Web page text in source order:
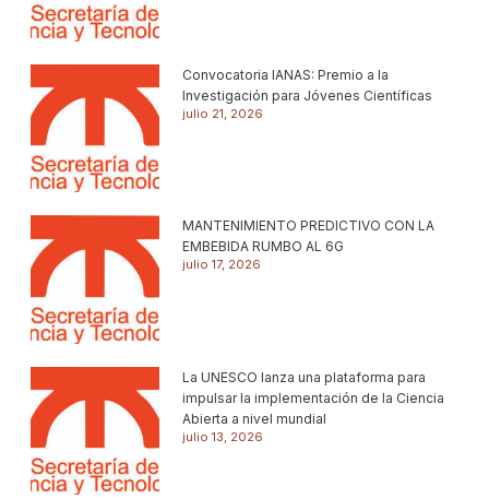
Convocatoria IANAS: Premio a la
Investigación para Jóvenes Científicas
julio 21, 2026
MANTENIMIENTO PREDICTIVO CON LA
EMBEBIDA RUMBO AL 6G
julio 17, 2026
La UNESCO lanza una plataforma para
impulsar la implementación de la Ciencia
Abierta a nivel mundial
julio 13, 2026